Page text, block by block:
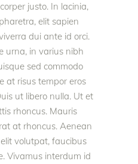
justo. In lacinia,
elit sapien
dui ante id orci.
urna, in varius nibh
sed commodo
at risus tempor eros
ut libero nulla. Ut et
rhoncus. Mauris
at rhoncus. Aenean
volutpat, faucibus
Vivamus interdum id